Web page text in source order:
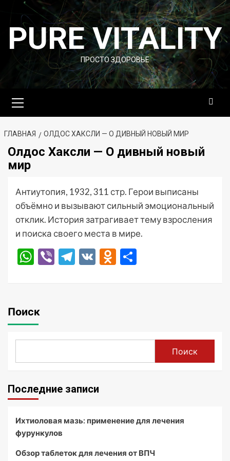
Перейти
содержимому
PURE VITALITY
ПРОСТО ЗДОРОВЬЕ
меню
ГЛАВНАЯ ОЛДОС ХАКСЛИ — О ДИВНЫЙ НОВЫЙ МИР
Олдос Хаксли — О дивный новый
мир
Антиутопия, 1932, 311 стр. Герои выписаны
объёмно и вызывают сильный эмоциональный
отклик. История затрагивает тему взросления
и поиска своего места в мире.
WhatsApp
ViberTelegram
VK Odnoklassniki
Поиск
Поиск
Последние записи
Ихтиоловая мазь: применение для лечения
фурункулов
Обзор таблеток для лечения от ВПЧ